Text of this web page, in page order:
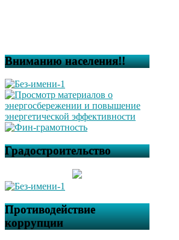
Вниманию населения!!
Градостроительство
Противодействие
коррупции